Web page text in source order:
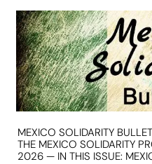
MEXICO SOLIDARITY
THE MEXICO SOLIDARITY
2026 — IN THIS ISSUE: